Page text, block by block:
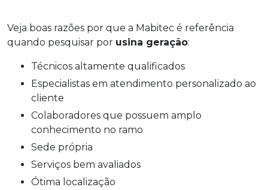
Veja boas razões por que a Mabitec é referência
quando pesquisar por usina geração:
técnicos altamente qualificados
especialistas em atendimento personalizado ao
cliente
colaboradores que possuem amplo
conhecimento no ramo
sede própria
serviços bem avaliados
ótima localização